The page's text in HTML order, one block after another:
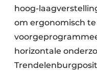
hoog-
om ergonomisch
horizontale